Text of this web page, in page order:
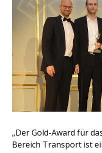
„Der Gold-Award für
Bereich Transport ist